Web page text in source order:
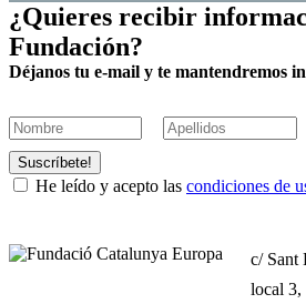
¿Quieres recibir
Fundación?
Déjanos tu e-mail y te mantendremos
Suscríbete!
He leído y acepto las condiciones de
c/ Sant
local 3,